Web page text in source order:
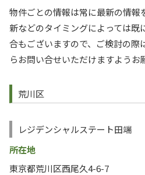
物件ごとの情報は常に最新の情報
新などのタイミングによっては既
合もございますので、ご検討の際
らお問い合せいただけますようお
荒川区
レジデンシャルステート田端
所在地
東京都荒川区西尾久4-6-7